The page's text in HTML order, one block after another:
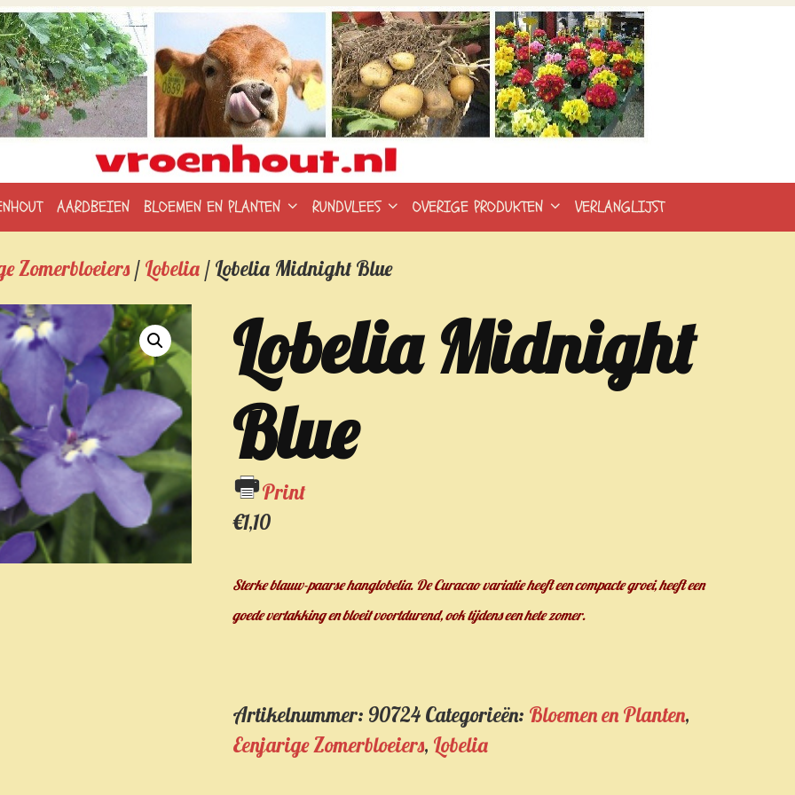
AARDBEIEN BLOEMEN EN PLANTEN RUNDVLEES OVERIGE PRODUKTEN VERLANGLIJST
Zomerbloeiers/ Lobelia / Lobelia Midnight Blue
Lobelia Midnight
Blue
Print
€1,10
Sterke blauw-paarse hanglobelia. De Curacao variatie heeft een compacte groei, heeft een
goede vertakking en bloeit voortdurend, ook tijdens een hete zomer.
Artikelnummer: 90724 Categorieën: Bloemen en Planten,
Eenjarige Zomerbloeiers, Lobelia